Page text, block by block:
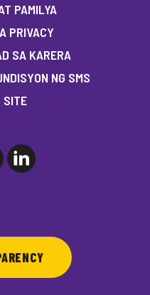
PAMILYA
PRIVACY
SA KARERA
NG SMS
SITE